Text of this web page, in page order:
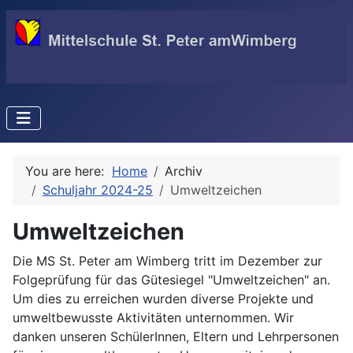
You are here: Home
Archiv
Schuljahr 2024-25
Umweltzeichen
Umweltzeichen
Die MS St. Peter am Wimberg tritt im Dezember zur
Folgeprüfung für das Gütesiegel "Umweltzeichen" an.
Um dies zu erreichen wurden diverse Projekte und
umweltbewusste Aktivitäten unternommen. Wir
danken unseren SchülerInnen, Eltern und Lehrpersonen